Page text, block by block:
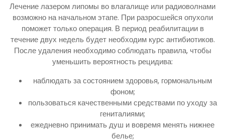
Лечение лазером липомы во влагалище или радиоволнами
возможно на начальном этапе. При разросшейся опухоли
поможет только операция. В период реабилитации в
течение двух недель будет необходим курс антибиотиков.
После удаления необходимо соблюдать правила, чтобы
уменьшить вероятность рецидива:
наблюдать за состоянием здоровья, гормональным
фоном;
пользоваться качественными средствами по уходу за
гениталиями;
ежедневно принимать душ и вовремя менять нижнее
белье;